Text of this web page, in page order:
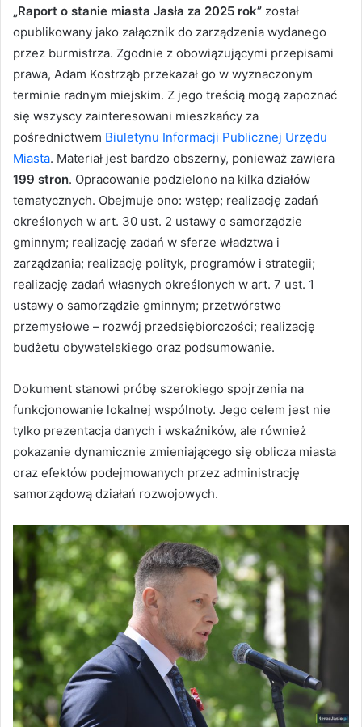
„Raport o stanie miasta Jasła za 2025 rok” został
opublikowany jako załącznik do zarządzenia wydanego
przez burmistrza. Zgodnie z obowiązującymi przepisami
prawa, Adam Kostrząb przekazał go w wyznaczonym
terminie radnym miejskim. Z jego treścią mogą zapoznać
się wszyscy zainteresowani mieszkańcy za
pośrednictwem Biuletynu Informacji Publicznej Urzędu
Miasta. Materiał jest bardzo obszerny, ponieważ zawiera
199 stron. Opracowanie podzielono na kilka działów
tematycznych. Obejmuje ono: wstęp; realizację zadań
określonych w art. 30 ust. 2 ustawy o samorządzie
gminnym; realizację zadań w sferze władztwa i
zarządzania; realizację polityk, programów i strategii;
realizację zadań własnych określonych w art. 7 ust. 1
ustawy o samorządzie gminnym; przetwórstwo
przemysłowe – rozwój przedsiębiorczości; realizację
budżetu obywatelskiego oraz podsumowanie.
Dokument stanowi próbę szerokiego spojrzenia na
funkcjonowanie lokalnej wspólnoty. Jego celem jest nie
tylko prezentacja danych i wskaźników, ale również
pokazanie dynamicznie zmieniającego się oblicza miasta
oraz efektów podejmowanych przez administrację
samorządową działań rozwojowych.